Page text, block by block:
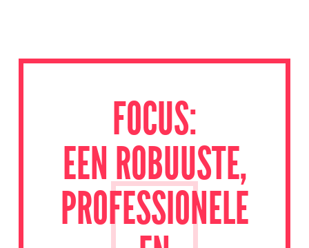
FOCUS:
EEN ROBUUSTE,
PROFESSIONELE